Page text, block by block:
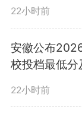
7月8
22小时前
安徽公布
校投档最低分
22小时前